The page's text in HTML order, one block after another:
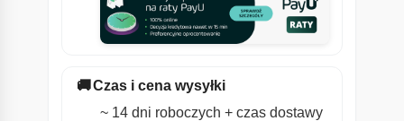
🚚Czas i cena wysyłki
~ 14 dni roboczych + czas dostawy